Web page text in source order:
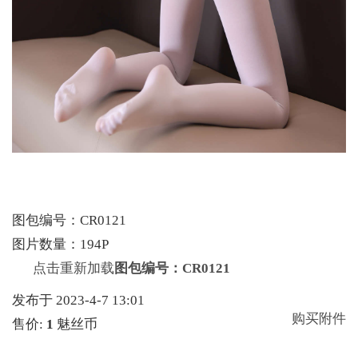
图包编号：CR0121
图片数量：194P
点击重新加载 图包编号：CR0121
发布于 2023-4-7 13:01
售价: 1 魅丝币 购买附件